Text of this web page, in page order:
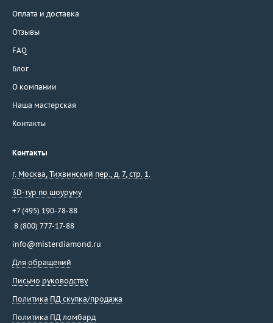
Оплата и доставка
Отзывы
FAQ
Блог
О компании
Наша мастерская
Контакты
Контакты
г. Москва, Тихвинский пер., д. 7, стр. 1.
3D-тур по шоуруму
+7 (495) 190-78-88
8 (800) 777-17-88
info@misterdiamond.ru
Для обращений
Письмо руководству
Политика ПД скупка/продажа
Политика ПД ломбард